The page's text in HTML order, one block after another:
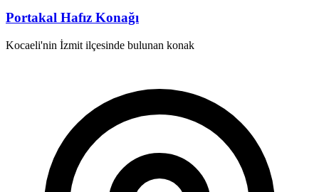
Portakal Hafız Konağı
Kocaeli'nin İzmit ilçesinde bulunan konak